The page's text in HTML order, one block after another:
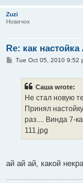
Zuzi
Новичок
Re: как настойка
PTue Oct 05, 2010 9:52
Саша wrote:
Не стал новую
Принял
раз.... Винда 7-
111.jpg
ай ай ай, какой